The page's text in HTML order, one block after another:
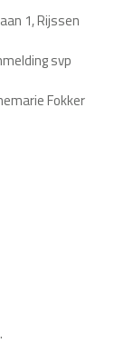
1, Rijssen
svp
Fokker